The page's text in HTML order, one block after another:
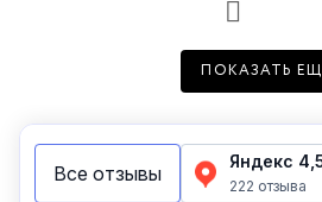
ПОКАЗАТЬ